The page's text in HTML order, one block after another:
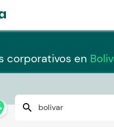
corporativos en
search